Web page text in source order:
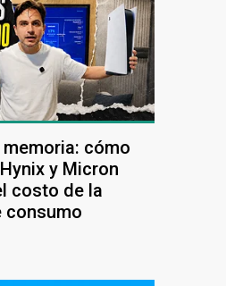
cómo
y Micron
costo de la
consumo